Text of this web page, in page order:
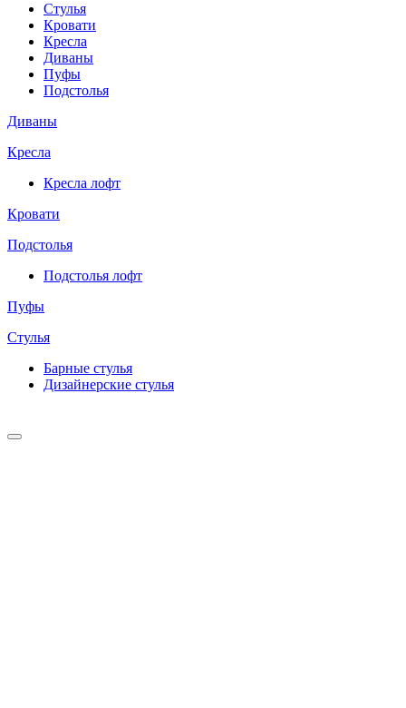
Стулья
Кровати
Кресла
Диваны
Пуфы
Подстолья
Диваны
Кресла
Кресла лофт
Кровати
Подстолья
Подстолья лофт
Пуфы
Стулья
Барные cтулья
Дизайнерские cтулья